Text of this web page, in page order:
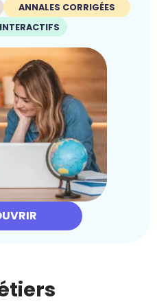
ANNALES CORRIGÉES